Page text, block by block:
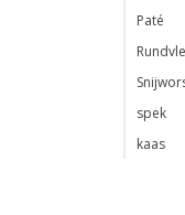
Paté
spek
kaas